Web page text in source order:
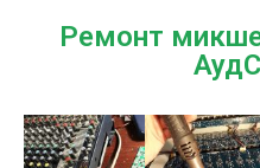
Статьи
Ремонт